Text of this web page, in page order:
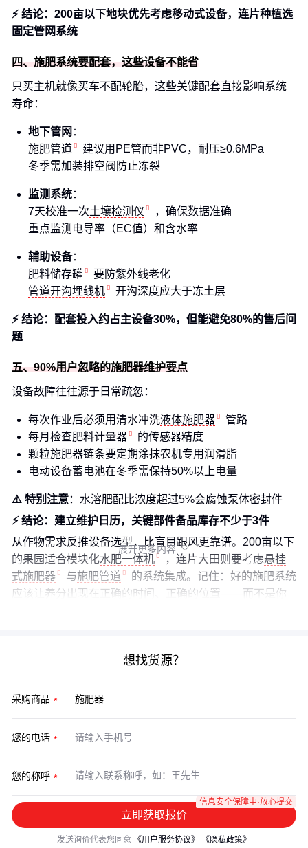
⚡ 结论：200亩以下地块优先考虑移动式设备，连片种植选
固定管网系统
四、施肥系统要配套，这些设备不能省
只买主机就像买车不配轮胎，这些关键配套直接影响系统
寿命：
地下管网 ：
施肥管道
建议用PE管而非PVC，耐压≥0.6MPa
冬季需加装排空阀防止冻裂
监测系统：
7天校准一次土壤检测仪
，确保数据准确
重点监测电导率（EC值）和含水率
辅助设备：
肥料储存罐
要防紫外线老化
管道开沟埋线机
开沟深度应大于冻土层
⚡ 结论：配套投入约占主设备30%，但能避免80%的售后问
题
五、90%用户忽略的施肥器维护要点
设备故障往往源于日常疏忽：
每次作业后必须用清水冲洗液体施肥器
管路
每月检查肥料计量器
的传感器精度
颗粒施肥器链条要定期涂抹农机专用润滑脂
电动设备蓄电池在冬季需保持50%以上电量
⚠️ 特别注意：水溶肥配比浓度超过5%会腐蚀泵体密封件
⚡ 结论：建立维护日历，关键部件备品库存不少于3件
从作物需求反推设备选型，比盲目跟风更靠谱。200亩以下
的果园适合模块化水肥一体机 ，连片大田则要考虑悬挂
式施肥器
与施肥管道
的系统集成。记住：好的施肥系统
应该让养分出现在正确的时间、正确的位置——而不是你
展开更多内容 
想找货源？
采购商品
您的电话
您的称呼
立即获取报价
信息安全保障中·放心提交
发送询价代表您同意 《用户服务协议》 《隐私政策》